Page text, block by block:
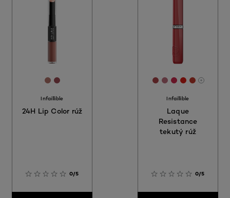
[Color]: #B3746B
[Color]: #9E4D55
Infaillible
24H Lip Color rúž
0/5
[Color]: #AD4548
[Color]:
[Color]:
[Color]:
[Color]:
More
Infaillible
Laque
Resistance
tekutý rúž
0/5